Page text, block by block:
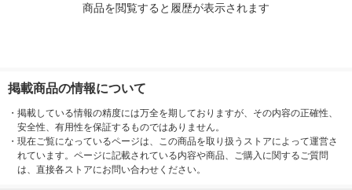
商品を閲覧すると履歴が表示されます
掲載商品の情報について
・ 掲載している情報の精度には万全を期しておりますが、その内容の正確性、
安全性、有用性を保証するものではありません。
・ 現在ご覧になっているページは、この商品を取り扱うストアによって運営さ
れています。ページに記載されている内容や商品、ご購入に関するご質問
は、直接各ストアにお問い合わせください。